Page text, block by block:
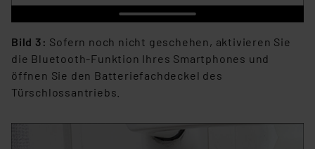
Bild 3: Sofern noch nicht geschehen, aktivieren Sie
die Bluetooth-Funktion Ihres Smartphones und
öffnen Sie den Batteriefachdeckel des
Türschlossantriebs.